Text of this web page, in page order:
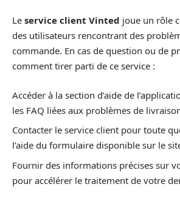
Le service client Vinted joue un rôle
des utilisateurs rencontrant des
commande. En cas de question ou de
comment tirer parti de ce service :
Accéder à la section d’aide de
les FAQ liées aux problèmes de
Contacter le service client pour toute
l’aide du formulaire disponible sur le
Fournir des informations précises sur
pour accélérer le traitement de votre